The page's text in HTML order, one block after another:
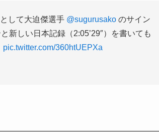
して大迫傑選手 @sugurusako のサイン
新しい日本記録（2:05’29″）を書いても
pic.twitter.com/360htUEPXa